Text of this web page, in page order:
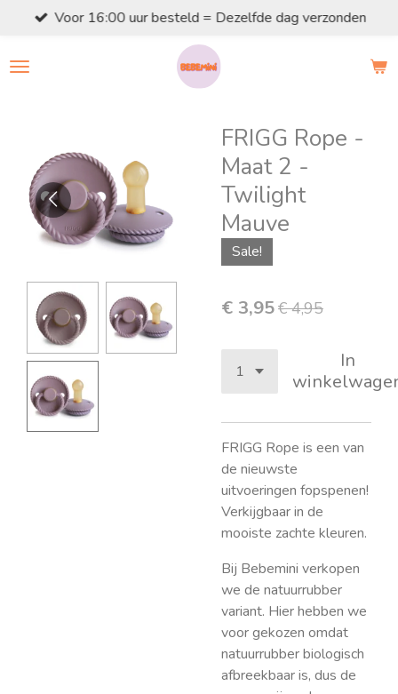
naar
Voor 16:00 uur besteld = Dezelfde dag verzonden
FRIGG Rope -
Maat 2 -
Twilight
Mauve
Sale!
€ 3,95€ 4,95
In
FRIGG Rope is een van
de nieuwste
uitvoeringen fopspenen!
Verkijgbaar in de
mooiste zachte kleuren.
Bij Bebemini verkopen
we de natuurrubber
variant. Hier hebben we
voor gekozen omdat
natuurrubber biologisch
afbreekbaar is, dus de